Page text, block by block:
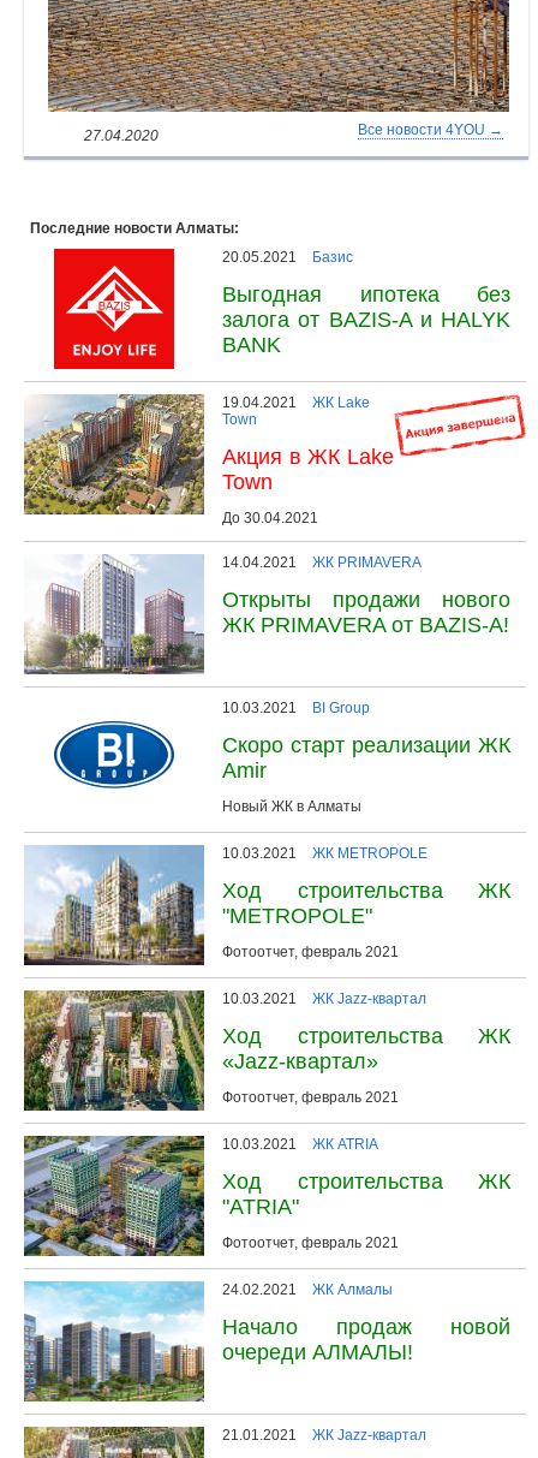
27.04.2020 Все новости 4YOU →
Последние новости Алматы:
20.05.2021
Базис
Выгодная ипотека без
залога от BAZIS-A и HALYK
BANK
19.04.2021
ЖК Lake
Town
Акция в ЖК Lake
Town
До 30.04.2021
14.04.2021 ЖК PRIMAVERA
Открыты продажи нового
ЖК PRIMAVERA от BAZIS-A!
10.03.2021 BI Group
Скоро старт реализации ЖК
Amir
Новый ЖК в Алматы
10.03.2021 ЖК METROPOLE
Ход строительства ЖК
"METROPOLE"
Фотоотчет, февраль 2021
10.03.2021 ЖК Jazz-квартал
Ход строительства ЖК
«Jazz-квартал»
Фотоотчет, февраль 2021
10.03.2021 ЖК ATRIA
Ход строительства ЖК
"ATRIA"
Фотоотчет, февраль 2021
24.02.2021 ЖК Алмалы
Начало продаж новой
очереди АЛМАЛЫ!
21.01.2021 ЖК Jazz-квартал